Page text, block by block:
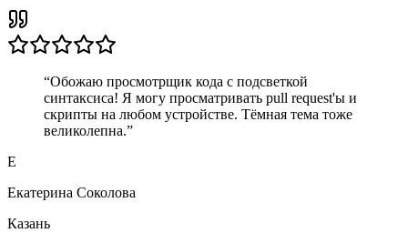
“Обожаю просмотрщик кода с подсветкой
синтаксиса! Я могу просматривать pull request'ы и
скрипты на любом устройстве. Тёмная тема тоже
великолепна.”
Е
Екатерина Соколова
Казань